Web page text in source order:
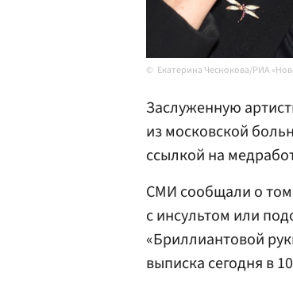
Екатерина Чеснокова/РИА
Заслуженную
из московской
ссылкой на
СМИ сообщали о
с инсультом или
«Бриллиантовой
выписка сегодня в